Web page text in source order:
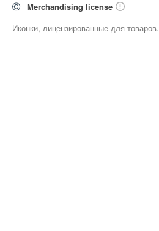
Merchandising license
Иконки, лицензированные для товаров.